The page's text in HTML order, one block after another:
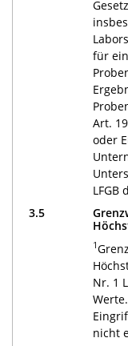
für
Art.
oder
LFGB
3.5
1
Nr. 1
Werte.
nicht